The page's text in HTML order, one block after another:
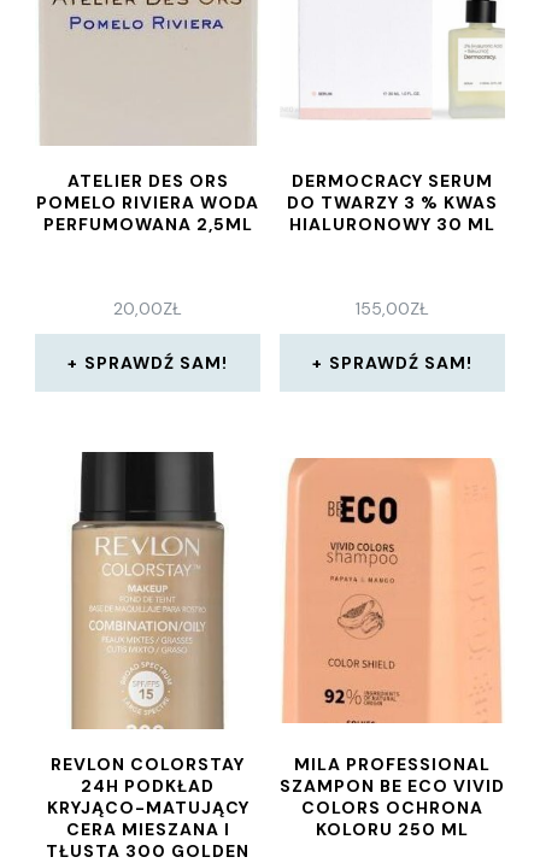
ATELIER DES ORS
POMELO RIVIERA WODA
PERFUMOWANA 2,5ML
20,00ZŁ
SPRAWDŹ SAM!
DERMOCRACY SERUM
DO TWARZY 3 % KWAS
HIALURONOWY 30 ML
155,00ZŁ
SPRAWDŹ SAM!
REVLON COLORSTAY
24H PODKŁAD
KRYJĄCO-MATUJĄCY
CERA MIESZANA I
TŁUSTA 300 GOLDEN
MILA PROFESSIONAL
SZAMPON BE ECO VIVID
COLORS OCHRONA
KOLORU 250 ML